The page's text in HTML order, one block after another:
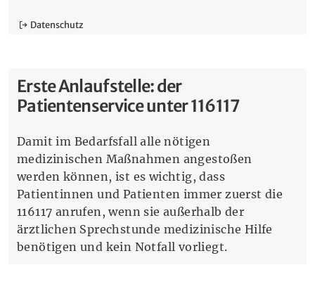
Datenschutz
Erste Anlaufstelle: der
Patientenservice unter 116117
Damit im Bedarfsfall alle nötigen
medizinischen Maßnahmen angestoßen
werden können, ist es wichtig, dass
Patientinnen und Patienten immer zuerst die
116117 anrufen, wenn sie außerhalb der
ärztlichen Sprechstunde medizinische Hilfe
benötigen und kein Notfall vorliegt.